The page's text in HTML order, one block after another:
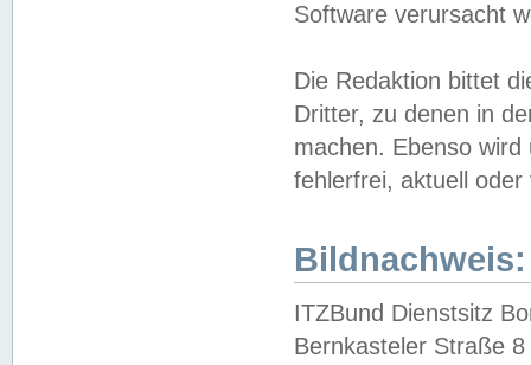
Software verursacht
Die Redaktion bittet
Dritter, zu denen in
machen. Ebenso
fehlerfrei, aktuell oder
Bildnachweis:
ITZBund Dienstsitz
Bernkasteler Straße 8